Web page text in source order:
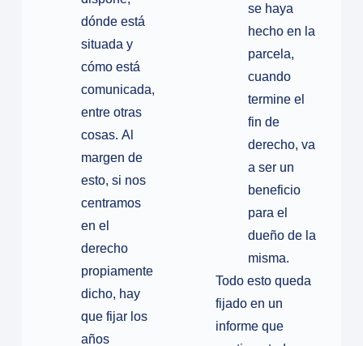
dónde está
situada y
cómo está
comunicada,
entre otras
cosas. Al
margen de
esto, si nos
centramos
en el
derecho
propiamente
dicho, hay
que fijar los
años
se haya
hecho en la
parcela,
cuando
termine el
fin de
derecho, va
a ser un
beneficio
para el
dueño de la
misma.
Todo esto queda
fijado en un
informe que